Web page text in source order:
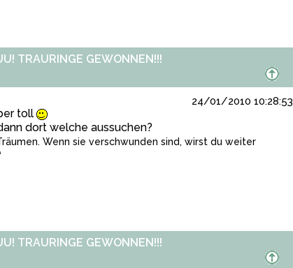
TRAURINGE GEWONNEN!!!
24/01/2010 10:28:53
toll
dort welche aussuchen?
Wenn sie verschwunden sind, wirst du weiter
TRAURINGE GEWONNEN!!!